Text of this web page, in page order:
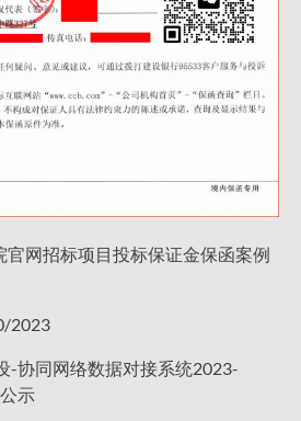
官网招标项目投标保证金保函案例
2023
-协同网络数据对接系统2023-
示